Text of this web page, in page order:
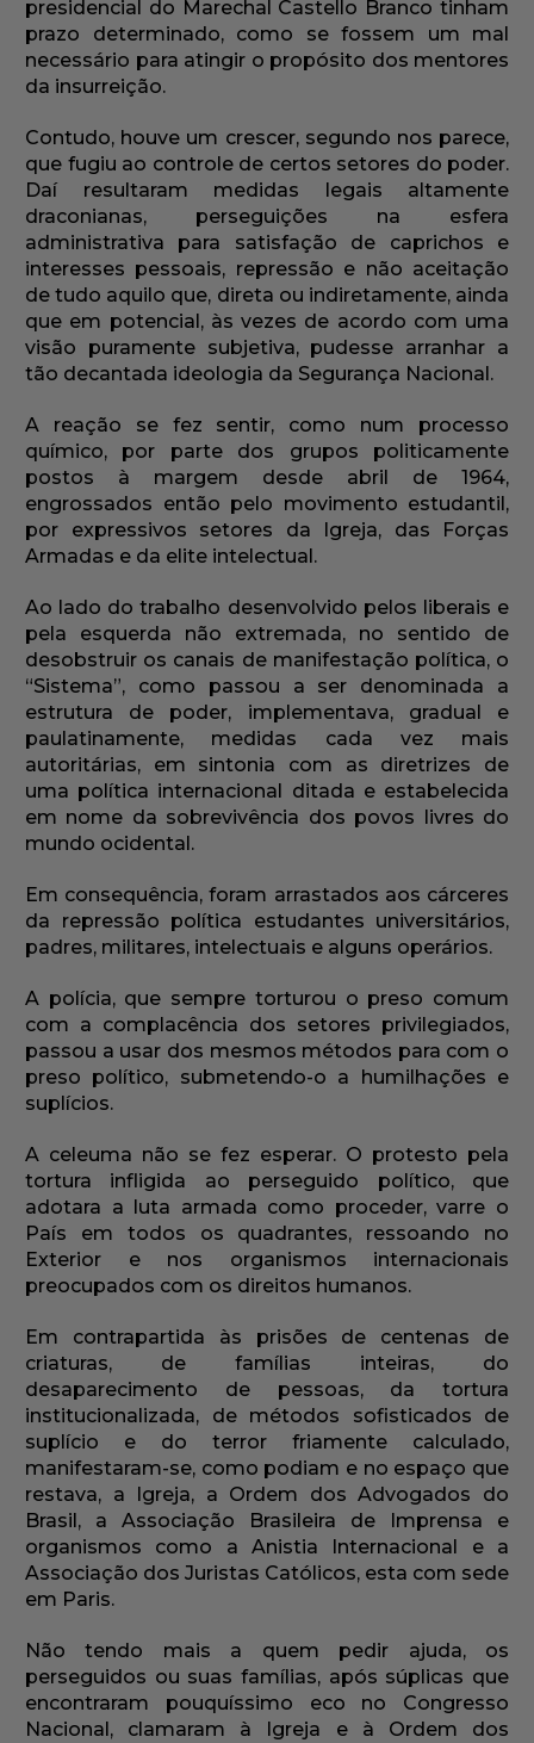
presidencial do Marechal Castello Branco tinham
prazo determinado, como se fossem um mal
necessário para atingir o propósito dos mentores
da insurreição.
Contudo, houve um crescer, segundo nos parece,
que fugiu ao controle de certos setores do poder.
Daí resultaram medidas legais altamente
draconianas, perseguições na esfera
administrativa para satisfação de caprichos e
interesses pessoais, repressão e não aceitação
de tudo aquilo que, direta ou indiretamente, ainda
que em potencial, às vezes de acordo com uma
visão puramente subjetiva, pudesse arranhar a
tão decantada ideologia da Segurança Nacional.
A reação se fez sentir, como num processo
químico, por parte dos grupos politicamente
postos à margem desde abril de 1964,
engrossados então pelo movimento estudantil,
por expressivos setores da Igreja, das Forças
Armadas e da elite intelectual.
Ao lado do trabalho desenvolvido pelos liberais e
pela esquerda não extremada, no sentido de
desobstruir os canais de manifestação política, o
“Sistema”, como passou a ser denominada a
estrutura de poder, implementava, gradual e
paulatinamente, medidas cada vez mais
autoritárias, em sintonia com as diretrizes de
uma política internacional ditada e estabelecida
em nome da sobrevivência dos povos livres do
mundo ocidental.
Em consequência, foram arrastados aos cárceres
da repressão política estudantes universitários,
padres, militares, intelectuais e alguns operários.
A polícia, que sempre torturou o preso comum
com a complacência dos setores privilegiados,
passou a usar dos mesmos métodos para com o
preso político, submetendo-o a humilhações e
suplícios.
A celeuma não se fez esperar. O protesto pela
tortura infligida ao perseguido político, que
adotara a luta armada como proceder, varre o
País em todos os quadrantes, ressoando no
Exterior e nos organismos internacionais
preocupados com os direitos humanos.
Em contrapartida às prisões de centenas de
criaturas, de famílias inteiras, do
desaparecimento de pessoas, da tortura
institucionalizada, de métodos sofisticados de
suplício e do terror friamente calculado,
manifestaram-se, como podiam e no espaço que
restava, a Igreja, a Ordem dos Advogados do
Brasil, a Associação Brasileira de Imprensa e
organismos como a Anistia Internacional e a
Associação dos Juristas Católicos, esta com sede
em Paris.
Não tendo mais a quem pedir ajuda, os
perseguidos ou suas famílias, após súplicas que
encontraram pouquíssimo eco no Congresso
Nacional, clamaram à Igreja e à Ordem dos